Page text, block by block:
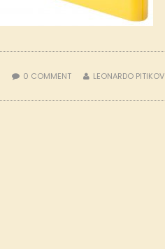
0 COMMENT LEONARDO PITIKOV